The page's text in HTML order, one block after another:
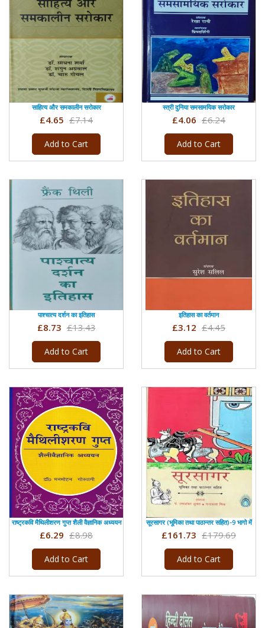
साहित्य और समकालीन सरोकार
£4.65 £7.14
Add to Cart
स्त्री दुनिया समसामयिक सरोकार
£4.06 £6.24
Add to Cart
पाश्चात्य दर्शन का इतिहास
£8.73 £13.43
Add to Cart
इतिहास का वर्तमान
£3.12 £4.45
Add to Cart
राष्ट्रकवि मैथिलीशरण गुप्त शैली वैज्ञानिक अध्ययन
£6.29 £8.98
Add to Cart
सूरसागर (भूमिका तथा पाठान्तर सहित)-9 भागो में
£161.73 £179.69
Add to Cart